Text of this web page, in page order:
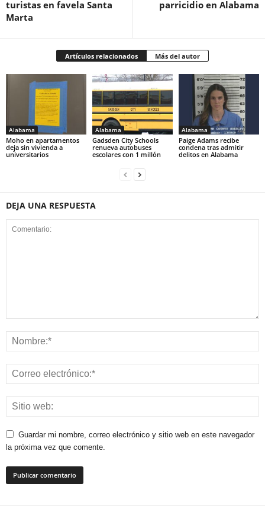
turistas en favela Santa
Marta
parricidio en Alabama
Artículos relacionados Más del autor
Alabama
Moho en apartamentos
deja sin vivienda a
universitarios
Alabama
Gadsden City Schools
renueva autobuses
escolares con 1 millón
Alabama
Paige Adams recibe
condena tras admitir
delitos en Alabama
DEJA UNA RESPUESTA
Guardar mi nombre, correo electrónico y sitio web en este navegador
la próxima vez que comente.